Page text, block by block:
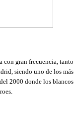
con gran frecuencia, tanto
siendo uno de los más
2000 donde los blancos